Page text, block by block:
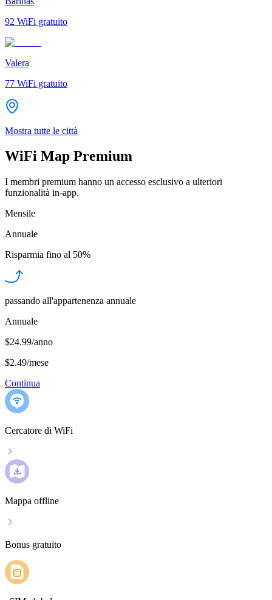
92 WiFi gratuito
Valera
77 WiFi gratuito
Mostra tutte le città
WiFi Map Premium
I membri premium hanno un accesso esclusivo a ulteriori
funzionalità in-app.
Mensile
Annuale
Risparmia fino al 50%
passando all'appartenenza annuale
Annuale
$24.99/anno
$2.49/mese
Continua
Cercatore di WiFi
Mappa offline
Bonus gratuito